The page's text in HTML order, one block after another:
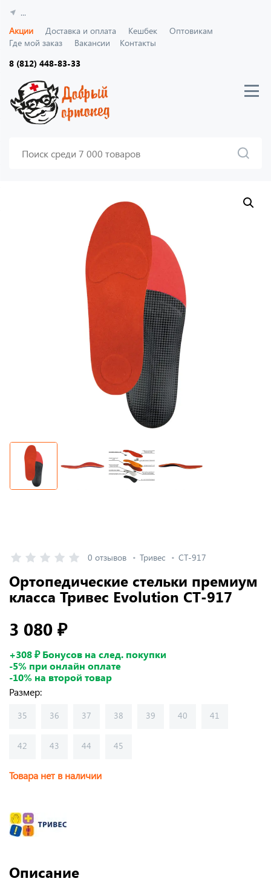
...
Акции
Доставка и оплата Кешбек
Оптовикам
Где мой заказ
Вакансии
Контакты
8 (812) 448-83-33
0 отзывов Тривес СТ-917
Ортопедические стельки премиум
класса Тривес Evolution СТ-917
3 080 ₽
+308 ₽ Бонусов на след. покупки
-5% при онлайн оплате
-10% на второй товар
Размер:
35 36 37 38 39 40 41
42 43 44 45
Товара нет в наличии
Описание